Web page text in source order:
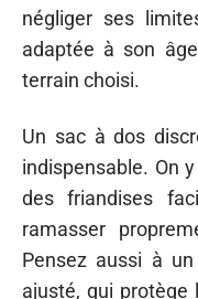
négliger ses
adaptée à son
terrain choisi.
Un sac à dos
indispensable. On
des friandises
ramasser
Pensez aussi à
ajusté, qui protège